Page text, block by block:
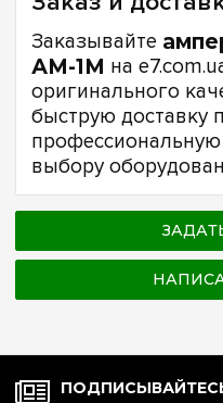
Заказывайте
АМ-1М на
оригинального
быструю доставку
выбору